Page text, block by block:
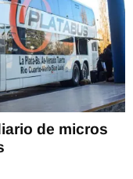
de micros